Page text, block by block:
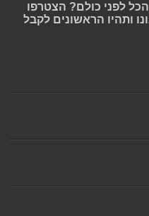
לפני כולם? הצטרפו
ותהיו הראשונים לקבל